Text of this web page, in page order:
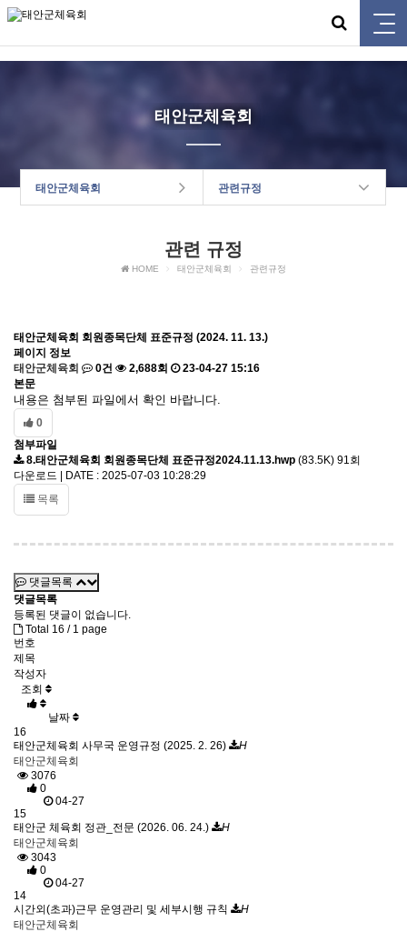
태안군체육회
태안군체육회
태안군체육회 관련규정
관련 규정
HOME 태안군체육회 관련규정
태안군체육회 회원종목단체 표준규정 (2024. 11. 13.)
페이지 정보
태안군체육회
0건 2,688회
23-04-27 15:16
본문
내용은 첨부된 파일에서 확인 바랍니다.
0
첨부파일
8.태안군체육회 회원종목단체 표준규정2024.11.13.hwp (83.5K) 91회
다운로드 | DATE : 2025-07-03 10:28:29
목록
댓글목록
댓글목록
등록된 댓글이 없습니다.
Total 16 /1 page
번호
제목
작성자
조회
날짜
16
태안군체육회 사무국 운영규정 (2025. 2. 26)
H
태안군체육회
3076
0
04-27
15
태안군 체육회 정관_전문 (2026. 06. 24.)
H
태안군체육회
3043
0
04-27
14
시간외(초과)근무 운영관리 및 세부시행 규칙
H
태안군체육회